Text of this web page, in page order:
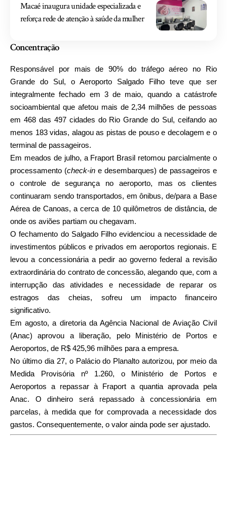
Macaé inaugura unidade especializada e
reforça rede de atenção à saúde da mulher
Concentração
Responsável por mais de 90% do tráfego aéreo no Rio
Grande do Sul, o Aeroporto Salgado Filho teve que ser
integralmente fechado em 3 de maio, quando a catástrofe
socioambiental que afetou mais de 2,34 milhões de pessoas
em 468 das 497 cidades do Rio Grande do Sul, ceifando ao
menos 183 vidas, alagou as pistas de pouso e decolagem e o
terminal de passageiros.
Em meados de julho, a Fraport Brasil retomou parcialmente o
processamento (check-in e desembarques) de passageiros e
o controle de segurança no aeroporto, mas os clientes
continuaram sendo transportados, em ônibus, de/para a Base
Aérea de Canoas, a cerca de 10 quilômetros de distância, de
onde os aviões partiam ou chegavam.
O fechamento do Salgado Filho evidenciou a necessidade de
investimentos públicos e privados em aeroportos regionais. E
levou a concessionária a pedir ao governo federal a revisão
extraordinária do contrato de concessão, alegando que, com a
interrupção das atividades e necessidade de reparar os
estragos das cheias, sofreu um impacto financeiro
significativo.
Em agosto, a diretoria da Agência Nacional de Aviação Civil
(Anac) aprovou a liberação, pelo Ministério de Portos e
Aeroportos, de R$ 425,96 milhões para a empresa.
No último dia 27, o Palácio do Planalto autorizou, por meio da
Medida Provisória nº 1.260, o Ministério de Portos e
Aeroportos a repassar à Fraport a quantia aprovada pela
Anac. O dinheiro será repassado à concessionária em
parcelas, à medida que for comprovada a necessidade dos
gastos. Consequentemente, o valor ainda pode ser ajustado.